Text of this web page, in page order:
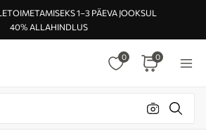
1–3 PÄEVA JOOKSUL
40% ALLAHINDLUS
0 0